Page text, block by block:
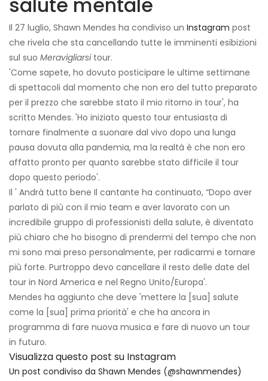
Il 27 luglio, Shawn Mendes ha condiviso un Instagram post
che rivela che sta cancellando tutte le imminenti esibizioni
sul suo Meravigliarsitour.
'Come sapete, ho dovuto posticipare le ultime settimane
di spettacoli dal momento che non ero del tutto preparato
per il prezzo che sarebbe stato il mio ritorno in tour', ha
scritto Mendes. 'Ho iniziato questo tour entusiasta di
tornare finalmente a suonare dal vivo dopo una lunga
pausa dovuta alla pandemia, ma la realtà è che non ero
affatto pronto per quanto sarebbe stato difficile il tour
dopo questo periodo'.
Il ' Andrà tutto bene Il cantante ha continuato, “Dopo aver
parlato di più con il mio team e aver lavorato con un
incredibile gruppo di professionisti della salute, è diventato
più chiaro che ho bisogno di prendermi del tempo che non
mi sono mai preso personalmente, per radicarmi e tornare
più forte. Purtroppo devo cancellare il resto delle date del
tour in Nord America e nel Regno Unito/Europa'.
Mendes ha aggiunto che deve 'mettere la [sua] salute
come la [sua] prima priorità' e che ha ancora in
programma di fare nuova musica e fare di nuovo un tour
in futuro.
Visualizza questo post su Instagram
Un post condiviso da Shawn Mendes (@shawnmendes)